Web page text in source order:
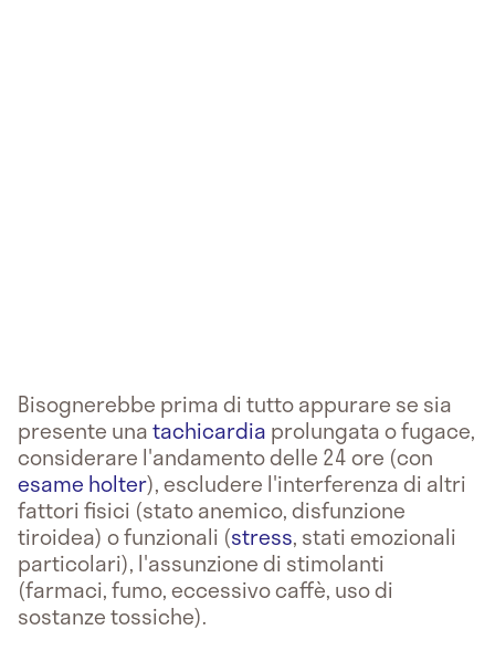
Bisognerebbe prima di tutto appurare se sia
presente unatachicardia prolungata o fugace,
considerare l'andamento delle 24 ore (con
esame holter), escludere l'interferenza di altri
fattori fisici (stato anemico, disfunzione
tiroidea) o funzionali (stress, stati emozionali
particolari), l'assunzione di stimolanti
(farmaci, fumo, eccessivo caffè, uso di
sostanze tossiche).